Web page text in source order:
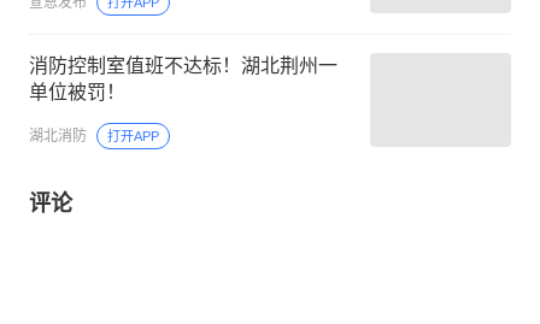
打开APP
消防控制室值班不达标！湖北荆州一
单位被罚！
湖北消防 打开APP
评论